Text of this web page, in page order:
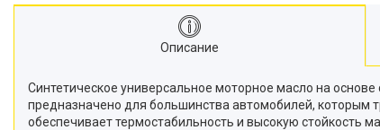
Описание
Синтетическое универсальное моторное масло на
предназначено для большинства автомобилей, которым
обеспечивает термостабильность и высокую стойкость